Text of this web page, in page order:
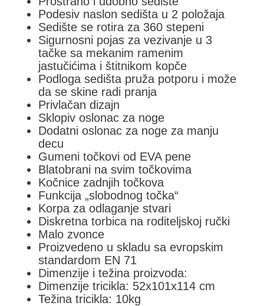
Podesiv naslon sedišta u 2 položaja
Sedište se rotira za 360 stepeni
Sigurnosni pojas za vezivanje u 3
tačke sa mekanim ramenim
jastučićima i štitnikom kopče
Podloga sedišta pruža potporu i može
da se skine radi pranja
Privlačan dizajn
Sklopiv oslonac za noge
Dodatni oslonac za noge za manju
decu
Gumeni točkovi od EVA pene
Blatobrani na svim točkovima
Kočnice zadnjih točkova
Funkcija „slobodnog točka“
Korpa za odlaganje stvari
Diskretna torbica na roditeljskoj ručki
Malo zvonce
Proizvedeno u skladu sa evropskim
standardom EN 71
Dimenzije i težina proizvoda:
Dimenzije tricikla: 52x101x114 cm
Težina tricikla: 10kg